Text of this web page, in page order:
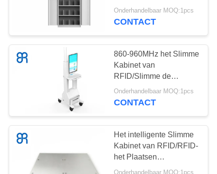
FABRIEKSREIS
KWALITEITSCONTROLE
CONTACTEER
NIEUWS
ALLE
Slimme
Onderhandelbaar MOQ:1pcs
CONTACT
860-960MHz het Slimme
Kabinet van
RFID/Slimme de
Inventarisauto van RFID
voor
Onderhandelbaar MOQ:1pcs
CONTACT
Het intelligente Slimme
Kabinet van RFID/RFID-
het Plaatsen
Systeemnauwkeurigheid
Onderhandelbaar MOQ:1pcs